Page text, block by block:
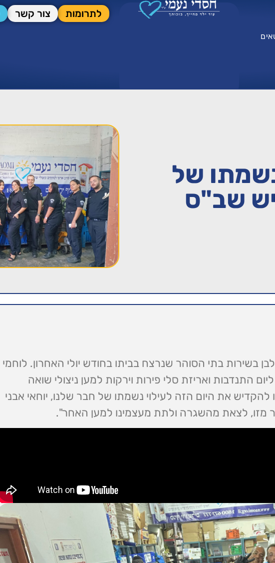
לתרומות צור קשר
של
שב"ס
בשירות בתי הסוהר שנרצח בביתו בחודש יולי האחרון. לוחמי
התנדבות ואריזת סלי פירות וירקות למען ניצולי שואה
את היום הזה לעילוי נשמתו של חבר שלנו, יוחאי אבני
מזו, לצאת מהשגרה ולתת מעצמינו למען האחר".